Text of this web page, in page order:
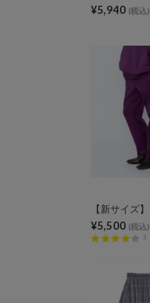
¥5,940 (税込)
¥5,500 (税込)
3